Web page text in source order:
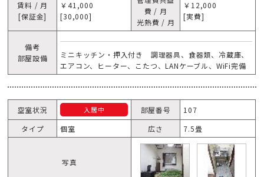
賃料 / 月
[保証金]
￥41,000
[30,000]
費 / 月
光熱費 / 月
￥12,000
[実費]
備考
部屋設備
ミニキッチン・押入付き 調理器具、食器類、冷蔵庫、
エアコン、ヒーター、こたつ、LANケーブル、WiFi完備
空室状況 入居中 部屋番号
107
タイプ
個室 広さ 7.5畳
写真